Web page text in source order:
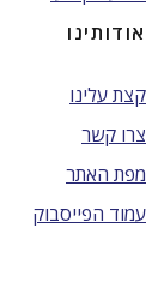
אודותינו
קצת עלינו
צרו קשר
מפת האתר
עמוד הפייסבוק